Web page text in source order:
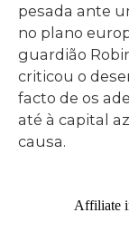
pesada ante
no plano
guardião
criticou o
facto de os
até à capital
causa.